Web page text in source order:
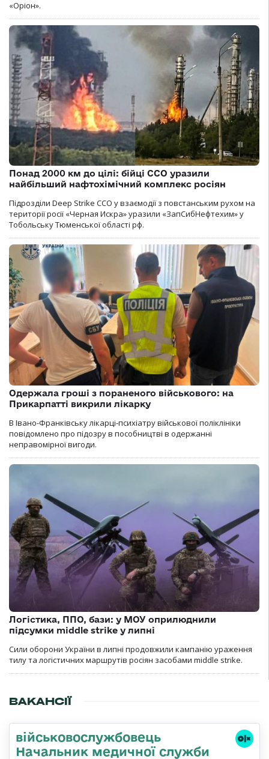
«Оріон».
Понад 2000 км до цілі: бійці ССО уразили
найбільший нафтохімічний комплекс росіян
Підрозділи Deep Strike ССО у взаємодії з повстанським рухом на
території росії «Черная Искра» уразили «ЗапСибНефтехим» у
Тобольську Тюменської області рф.
Одержала гроші з пораненого військового: на
Прикарпатті викрили лікарку
В Івано-Франківську лікарці-психіатру військової поліклініки
повідомлено про підозру в пособництві в одержанні
неправомірної вигоди.
Логістика, ППО, бази: у МОУ оприлюднили
підсумки middle strike у липні
Сили оборони України в липні продовжили кампанію ураження
тилу та логістичних маршрутів росіян засобами middle strike.
ВАКАНСІЇ
військовослужбовець
Начальник медичної служби